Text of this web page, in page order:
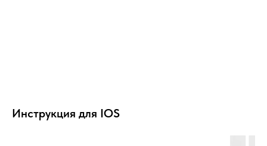
Инструкция для IOS